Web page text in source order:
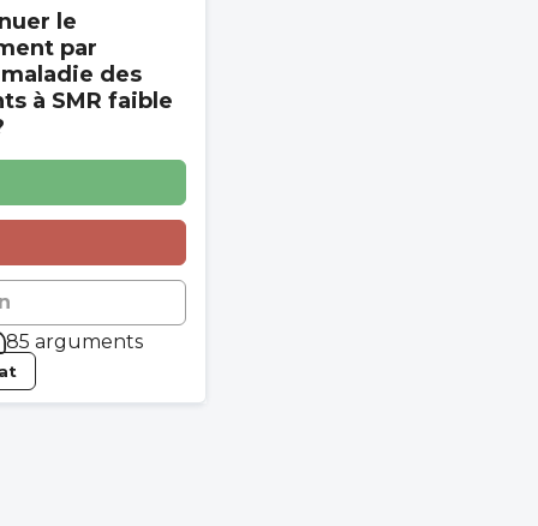
le
par
des
à SMR faible
85 arguments